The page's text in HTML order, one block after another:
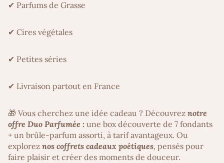
✔ Parfums de Grasse
✔ Cires végétales
✔ Petites séries
✔ Livraison partout en France
🎁 Vous cherchez une idée cadeau ? Découvrez notre
offre Duo Parfumée : une box découverte de 7 fondants
+ un brûle-parfum assorti, à tarif avantageux. Ou
explorez nos coffrets cadeaux poétiques, pensés pour
faire plaisir et créer des moments de douceur.